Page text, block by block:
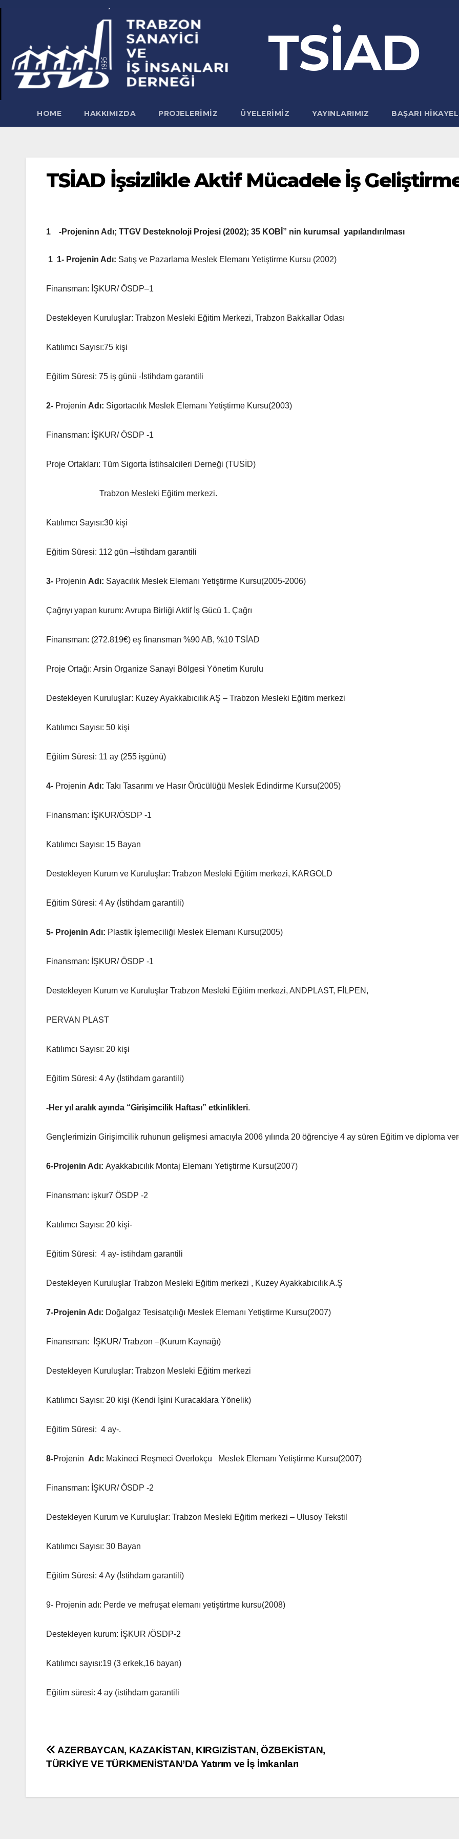
Skip
TSİAD
HOME HAKKIMIZDA PROJELERIMIZ ÜYELERIMIZ YAYINLARIMIZ BAŞARI
TSİAD İşsizlikle Aktif Mücadele İş
1 -Projeninn Adı; TTGV Desteknoloji Projesi (2002); 35 KOBİ” nin kurumsal yapılandırılması
1 1- Projenin Adı: Satış ve Pazarlama Meslek Elemanı Yetiştirme Kursu (2002)
Finansman: İŞKUR/ ÖSDP–1
Destekleyen Kuruluşlar: Trabzon Mesleki Eğitim Merkezi, Trabzon Bakkallar Odası
Katılımcı Sayısı:75 kişi
Eğitim Süresi: 75 iş günü -İstihdam garantili
2- Projenin Adı: Sigortacılık Meslek Elemanı Yetiştirme Kursu(2003)
Finansman: İŞKUR/ ÖSDP -1
Proje Ortakları: Tüm Sigorta İstihsalcileri Derneği (TUSİD)
Trabzon Mesleki Eğitim merkezi.
Katılımcı Sayısı:30 kişi
Eğitim Süresi: 112 gün –İstihdam garantili
3- Projenin Adı: Sayacılık Meslek Elemanı Yetiştirme Kursu(2005-2006)
Çağrıyı yapan kurum: Avrupa Birliği Aktif İş Gücü 1. Çağrı
Finansman: (272.819€) eş finansman %90 AB, %10 TSİAD
Proje Ortağı: Arsin Organize Sanayi Bölgesi Yönetim Kurulu
Destekleyen Kuruluşlar: Kuzey Ayakkabıcılık AŞ – Trabzon Mesleki Eğitim merkezi
Katılımcı Sayısı: 50 kişi
Eğitim Süresi: 11 ay (255 işgünü)
4- Projenin Adı: Takı Tasarımı ve Hasır Örücülüğü Meslek Edindirme Kursu(2005)
Finansman: İŞKUR/ÖSDP -1
Katılımcı Sayısı: 15 Bayan
Destekleyen Kurum ve Kuruluşlar: Trabzon Mesleki Eğitim merkezi, KARGOLD
Eğitim Süresi: 4 Ay (İstihdam garantili)
5- Projenin Adı: Plastik İşlemeciliği Meslek Elemanı Kursu(2005)
Finansman: İŞKUR/ ÖSDP -1
Destekleyen Kurum ve Kuruluşlar Trabzon Mesleki Eğitim merkezi, ANDPLAST, FİLPEN,
PERVAN PLAST
Katılımcı Sayısı: 20 kişi
Eğitim Süresi: 4 Ay (İstihdam garantili)
-Her yıl aralık ayında “Girişimcilik Haftası” etkinlikleri.
Gençlerimizin Girişimcilik ruhunun gelişmesi amacıyla 2006 yılında 20 öğrenciye 4 ay süren Eğitim ve diploma
6-Projenin Adı: Ayakkabıcılık Montaj Elemanı Yetiştirme Kursu(2007)
Finansman: işkur7 ÖSDP -2
Katılımcı Sayısı: 20 kişi-
Eğitim Süresi: 4 ay- istihdam garantili
Destekleyen Kuruluşlar Trabzon Mesleki Eğitim merkezi , Kuzey Ayakkabıcılık A.Ş
7-Projenin Adı: Doğalgaz Tesisatçılığı Meslek Elemanı Yetiştirme Kursu(2007)
Finansman: İŞKUR/ Trabzon –(Kurum Kaynağı)
Destekleyen Kuruluşlar: Trabzon Mesleki Eğitim merkezi
Katılımcı Sayısı: 20 kişi (Kendi İşini Kuracaklara Yönelik)
Eğitim Süresi: 4 ay-.
8-Projenin Adı: Makineci Reşmeci Overlokçu Meslek Elemanı Yetiştirme Kursu(2007)
Finansman: İŞKUR/ ÖSDP -2
Destekleyen Kurum ve Kuruluşlar: Trabzon Mesleki Eğitim merkezi – Ulusoy Tekstil
Katılımcı Sayısı: 30 Bayan
Eğitim Süresi: 4 Ay (İstihdam garantili)
9- Projenin adı: Perde ve mefruşat elemanı yetiştirtme kursu(2008)
Destekleyen kurum: İŞKUR /ÖSDP-2
Katılımcı sayısı:19 (3 erkek,16 bayan)
Eğitim süresi: 4 ay (istihdam garantili
Yazı
AZERBAYCAN, KAZAKİSTAN, KIRGIZİSTAN, ÖZBEKİSTAN,
TÜRKİYE VE TÜRKMENİSTAN’DA Yatırım ve İş İmkanları